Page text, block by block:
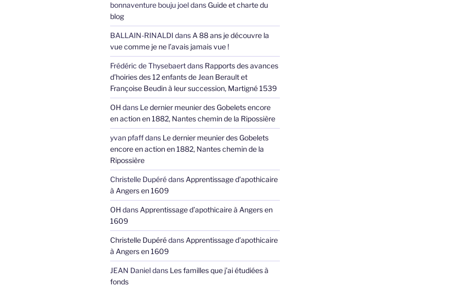
bonnaventure bouju joeldans Guide et charte du
blog
BALLAIN-RINALDI dans A 88 ans je découvre la
vue comme je ne l’avais jamais vue !
Frédéric de Thysebaertdans Rapports des avances
d’hoiries des 12 enfants de Jean Berault et
Françoise Beudin à leur succession, Martigné 1539
OH dans Le dernier meunier des Gobelets encore
en action en 1882, Nantes chemin de la Ripossière
yvan pfaffdans Le dernier meunier des Gobelets
encore en action en 1882, Nantes chemin de la
Ripossière
Christelle Dupérédans Apprentissage d’apothicaire
à Angers en 1609
OH dans Apprentissage d’apothicaire à Angers en
1609
Christelle Dupérédans Apprentissage d’apothicaire
à Angers en 1609
JEAN Danieldans Les familles que j’ai étudiées à
fonds